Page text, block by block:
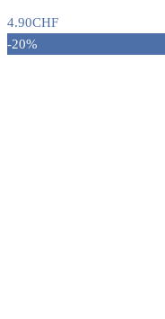
4.90CHF
-20%